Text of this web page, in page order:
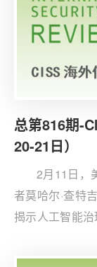
总第816期-
20-21日）
2月11日，
者莫哈尔·查特
揭示人工智能
工智能行动峰